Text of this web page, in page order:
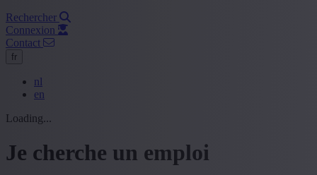
Rechercher
Connexion
Contact
fr
nl
en
Loading...
Je cherche un emploi